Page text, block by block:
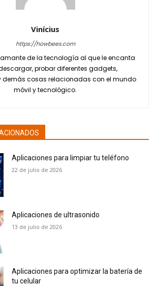
Vinícius
https://howbees.com
de la tecnología al que le encanta
probar diferentes gadgets,
demás cosas relacionadas con el mundo
móvil y tecnológico.
Aplicaciones para limpiar tu teléfono
22 de julio de 2026
Aplicaciones de ultrasonido
13 de julio de 2026
Aplicaciones para optimizar la batería de
tu celular